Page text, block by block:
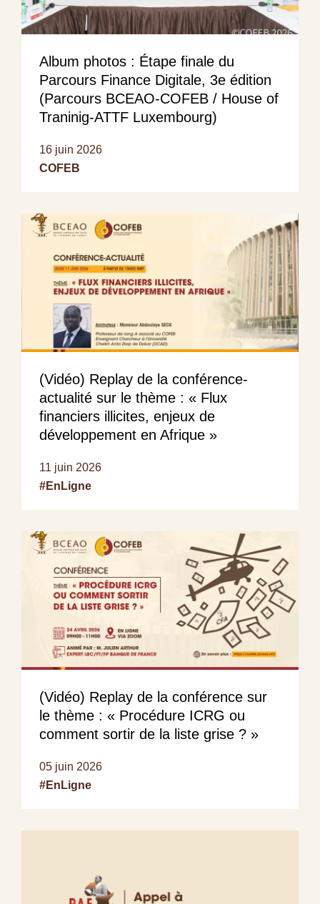
Album photos : Étape finale du
Parcours Finance Digitale, 3e édition
(Parcours BCEAO-COFEB / House of
Traninig-ATTF Luxembourg)
16 juin 2026
COFEB
(Vidéo) Replay de la conférence-
actualité sur le thème : « Flux
financiers illicites, enjeux de
développement en Afrique »
11 juin 2026
#EnLigne
(Vidéo) Replay de la conférence sur
le thème : « Procédure ICRG ou
comment sortir de la liste grise ? »
05 juin 2026
#EnLigne